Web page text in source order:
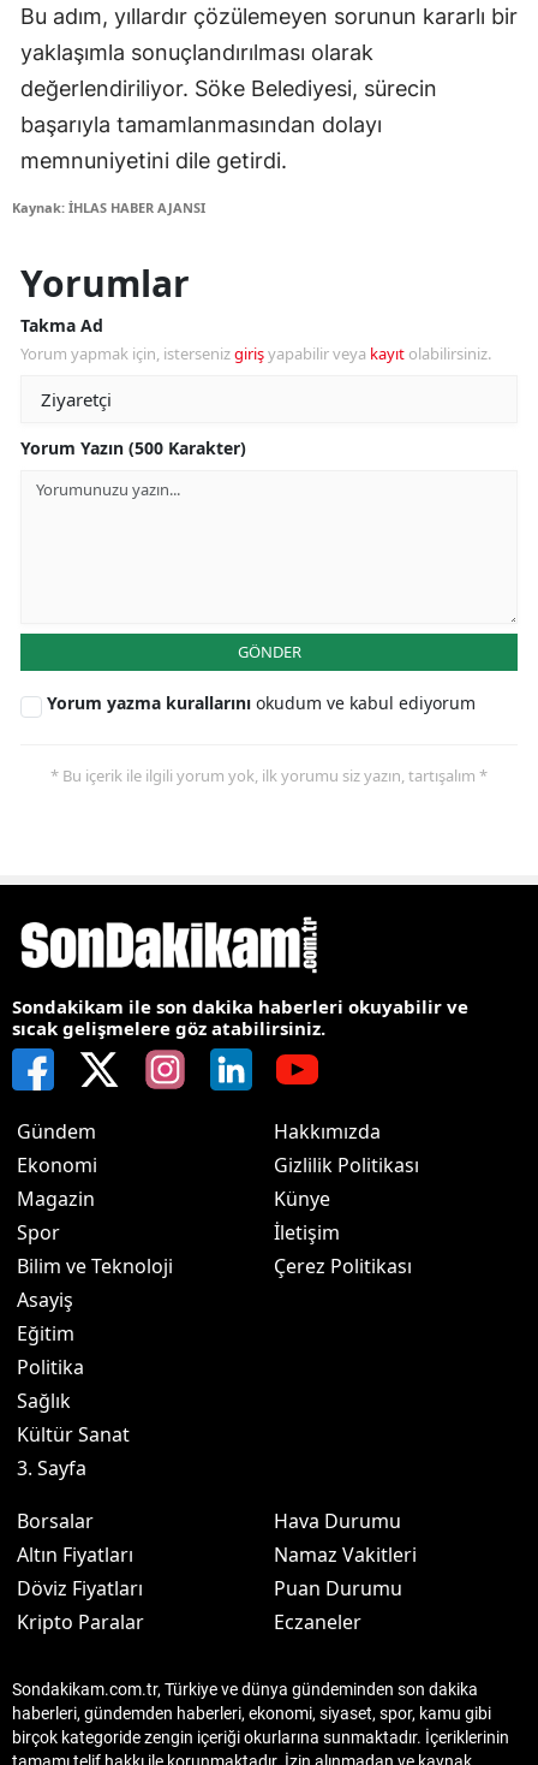
Bu adım, yıllardır çözülemeyen sorunun kararlı bir
yaklaşımla sonuçlandırılması olarak
değerlendiriliyor. Söke Belediyesi, sürecin
başarıyla tamamlanmasından dolayı
memnuniyetini dile getirdi.
Kaynak: İHLAS HABER AJANSI
Yorumlar
Takma Ad
Yorum yapmak için, istersenizgirişyapabilir veya kayıt olabilirsiniz.
Yorum Yazın (500 Karakter)
GÖNDER
Yorum yazma kurallarını okudum ve kabul ediyorum
* Bu içerik ile ilgili yorum yok, ilk yorumu siz yazın, tartışalım *
Sondakikam ile son dakika haberleri okuyabilir ve
sıcak gelişmelere göz atabilirsiniz.
Gündem
Ekonomi
Magazin
Spor
Bilim ve Teknoloji
Asayiş
Eğitim
Politika
Sağlık
Kültür Sanat
3. Sayfa
Hakkımızda
Gizlilik Politikası
Künye
İletişim
Çerez Politikası
Borsalar
Altın Fiyatları
Döviz Fiyatları
Kripto Paralar
Hava Durumu
Namaz Vakitleri
Puan Durumu
Eczaneler
Sondakikam.com.tr, Türkiye ve dünya gündeminden son dakika
haberleri, gündemden haberleri, ekonomi, siyaset, spor, kamu gibi
birçok kategoride zengin içeriği okurlarına sunmaktadır. İçeriklerinin